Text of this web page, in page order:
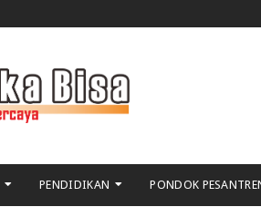
PENDIDIKAN PONDOK